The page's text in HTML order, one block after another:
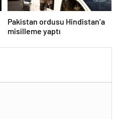
Pakistan ordusu Hindistan’a
misilleme yaptı